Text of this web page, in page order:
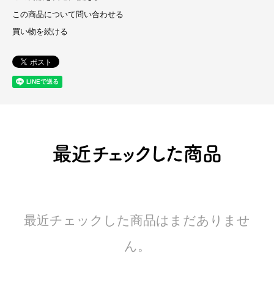
この商品について問い合わせる
買い物を続ける
最近チェックした商品はまだありませ
ん。